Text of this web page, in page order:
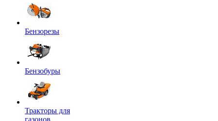
Бензорезы
Бензобуры
Тракторы для
газонов